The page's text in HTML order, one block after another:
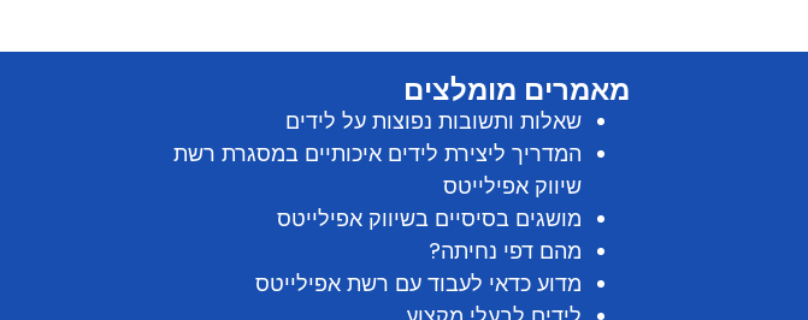
מאמרים מומלצים
שאלות ותשובות נפוצות על לידים
המדריך ליצירת לידים איכותיים במסגרת רשת
שיווק אפילייטס
מושגים בסיסיים בשיווק אפילייטס
מהם דפי נחיתה?
מדוע כדאי לעבוד עם רשת אפילייטס